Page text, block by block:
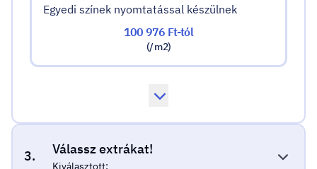
Egyedi színek nyomtatással készülnek
100 976 Ft-tól
(/ m2)
3. Válassz extrákat!
Kiválasztott: